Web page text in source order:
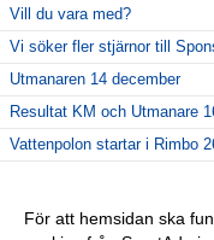
Vill du vara med?
Vi söker fler stjärnor till
Utmanaren 14 december
Resultat KM och Utmanare
Vattenpolon startar i Rimbo
Nybörjarträning i Norrtälje!
För att hemsidan ska